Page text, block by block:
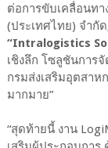
ต่อการขับเคลื่อนทา
(ประเทศไทย) จํากั
“Intralogistics
เชิงลึก โซลูชันการ
กรมส่งเสริมอุตสา
มากมาย”
“สุดท้ายนี้ งาน